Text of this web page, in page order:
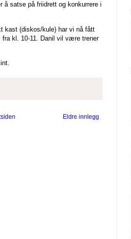
å satse på friidrett og konkurrere i
kast (diskos/kule) har vi nå fått
fra kl. 10-11. Danil vil være trener
Eldre innlegg